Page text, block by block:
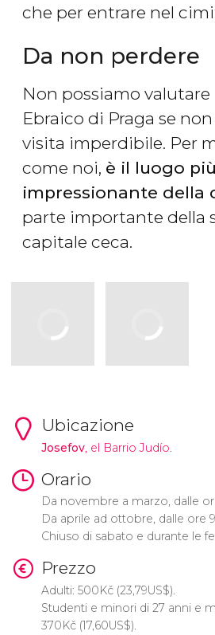
che per entrare nel
Da non perdere
Non possiamo
Ebraico di Praga se
visita imperdibile. Per
come noi, è il luogo più
impressionante della
parte importante della
capitale ceca.
Ubicazione
Josefov, el Barrio Judío.
Orario
Da novembre a marzo, dalle
Da aprile ad ottobre, dalle ore
Chiuso di sabato e durante le
Prezzo
Adulti: 500Kč(23,79US$).
Studenti e minori di 27 anni e
370Kč(17,60US$).